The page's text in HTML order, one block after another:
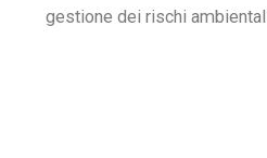
gestione dei rischi